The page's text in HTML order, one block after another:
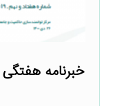
خبرنامه